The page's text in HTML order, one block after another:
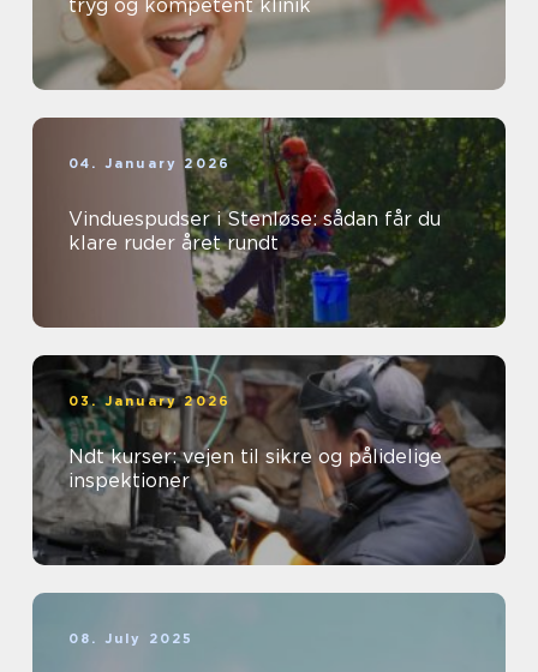
tryg og kompetent klinik
04. January 2026
Vinduespudser i Stenløse: sådan får du
klare ruder året rundt
03. January 2026
Ndt kurser: vejen til sikre og pålidelige
inspektioner
08. July 2025